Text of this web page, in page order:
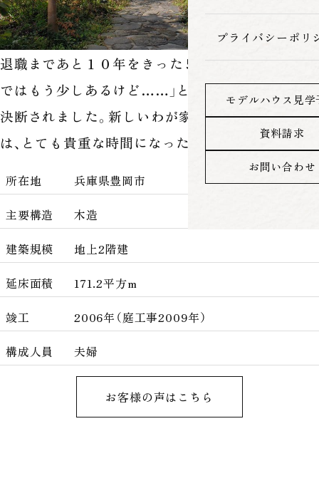
プライバシーポリ
モデルハウス見学
資料請求
お問い合わせ
退職まであと１０年をきった５０代前半、「退職ま
ではもう少しあるけど……」とご自宅の建て替えを
決断されました。新しいわが家で過ごした５０代
は、とても貴重な時間になったそうです。
所在地
兵庫県豊岡市
主要構造
木造
建築規模
地上2階建
延床面積
171.2平方m
竣工
2006年（庭工事2009年）
構成人員
夫婦
お客様の声はこちら